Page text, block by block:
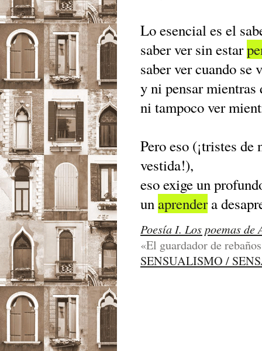
Lo esencial es el
saber ver sin estar
saber ver cuando se
y ni pensar mientras
ni tampoco ver
Pero eso (¡tristes
vestida!),
eso exige un
un aprendera
Poesía I. Los poemas
«El guardador de
SENSUALISMO /